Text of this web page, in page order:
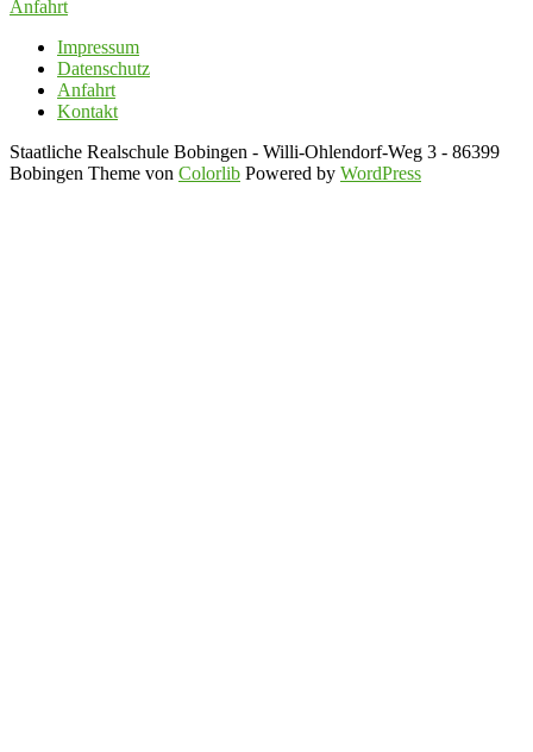
Anfahrt
Impressum
Datenschutz
Anfahrt
Kontakt
Staatliche Realschule Bobingen - Willi-Ohlendorf-Weg 3 - 86399
Bobingen Theme von Colorlib Powered by WordPress